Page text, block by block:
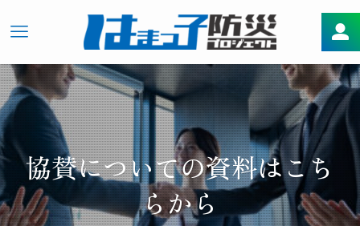
協賛についての資料はこち
らから